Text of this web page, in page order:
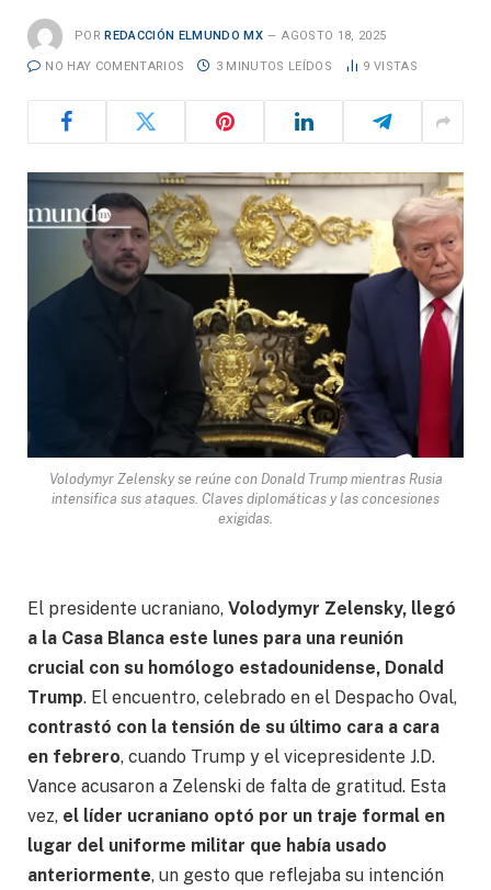
POR REDACCIÓN ELMUNDO MX AGOSTO 18, 2025
NO HAY COMENTARIOS 3 MINUTOS LEÍDOS 9 VISTAS
Volodymyr Zelensky se reúne con Donald Trump mientras Rusia
intensifica sus ataques. Claves diplomáticas y las concesiones
exigidas.
El presidente ucraniano, Volodymyr Zelensky, llegó
a la Casa Blanca este lunes para una reunión
crucial con su homólogo estadounidense, Donald
Trump. El encuentro, celebrado en el Despacho Oval,
contrastó con la tensión de su último cara a cara
en febrero, cuando Trump y el vicepresidente J.D.
Vance acusaron a Zelenski de falta de gratitud. Esta
vez, el líder ucraniano optó por un traje formal en
lugar del uniforme militar que había usado
anteriormente, un gesto que reflejaba su intención